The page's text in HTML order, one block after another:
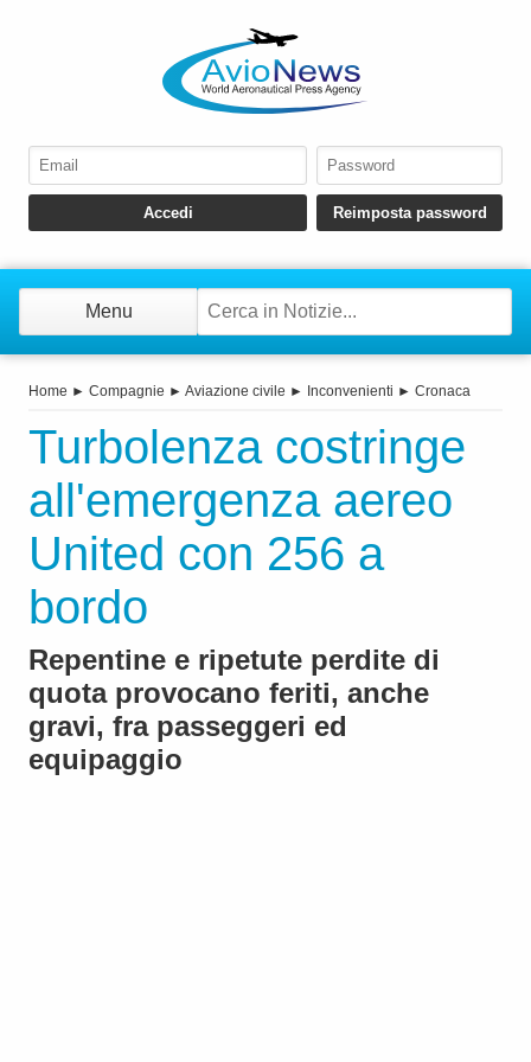
Menu
Home ► Compagnie ► Aviazione civile ► Inconvenienti ► Cronaca
Turbolenza costringe
all'emergenza aereo
United con 256 a
bordo
Repentine e ripetute perdite di
quota provocano feriti, anche
gravi, fra passeggeri ed
equipaggio